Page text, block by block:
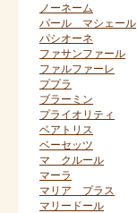
ノーネーム
パール マシェール
パシオーネ
ファサンファール
ファルファーレ
ププラ
ブラーミン
プライオリティ
ベアトリス
ベーセッツ
マ クルール
マーラ
マリア プラス
マリードール